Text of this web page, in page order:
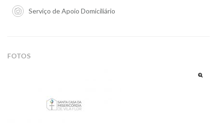
Serviço de Apoio Domiciliário
FOTOS